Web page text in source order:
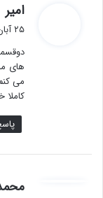
امیر
ف
:
۲۵ آبان ۱۴۰۰ در ۷:۲۳ قبل از ظهر
های
می